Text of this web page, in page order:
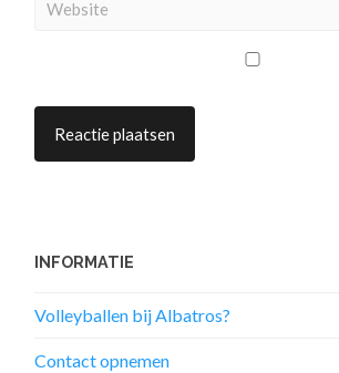
INFORMATIE
Volleyballen bij Albatros?
Contact opnemen